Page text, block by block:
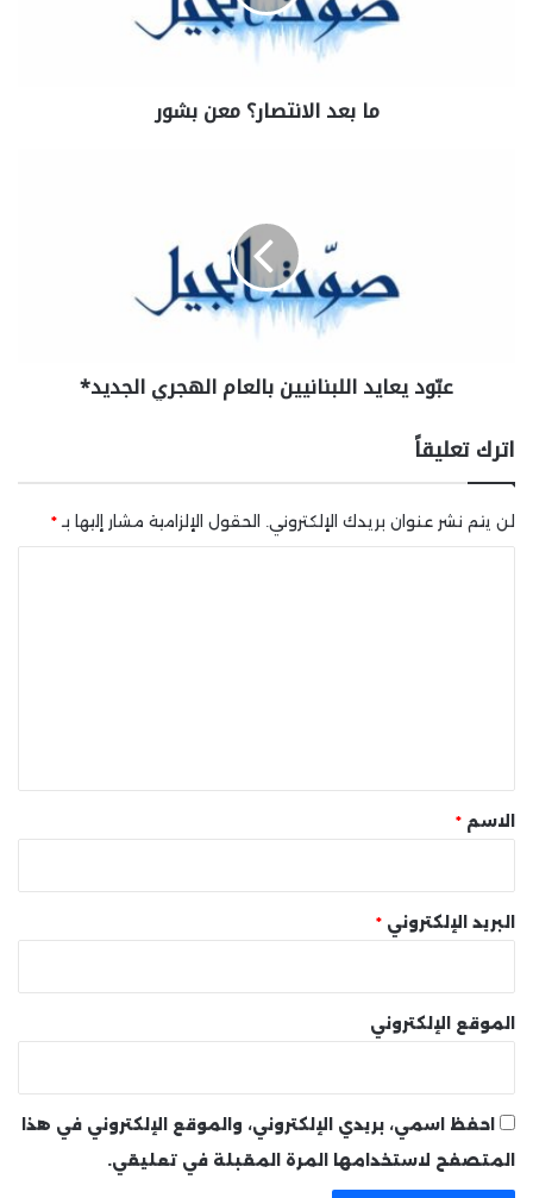
ما بعد الانتصار؟ معن بشور
عبّود يعايد اللبنانيين بالعام الهجري الجديد*
اترك تعليقاً
لن يتم نشر عنوان بريدك الإلكتروني. الحقول الإلزامية مشار إليها بـ*
* الاسم *
البريد الإلكتروني *
الموقع الإلكتروني
احفظ اسمي، بريدي الإلكتروني، والموقع الإلكتروني في هذا
المتصفح لاستخدامها المرة المقبلة في تعليقي.